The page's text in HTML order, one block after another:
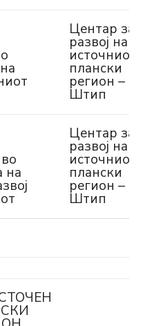
Центар за
развој на
источниот
плански
регион –
Штип
на
Центар за
развој на
источниот
плански
регион –
Штип